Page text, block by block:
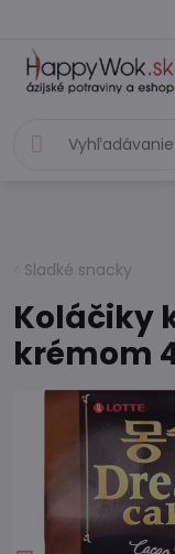
Sladké snacky
Koláčiky
krémom